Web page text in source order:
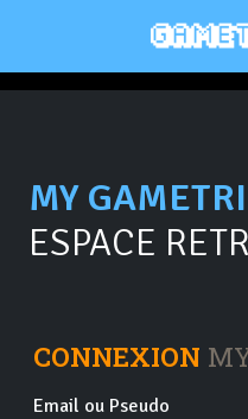
MY
ESPACE
CONNEXION
Email ou Pseudo